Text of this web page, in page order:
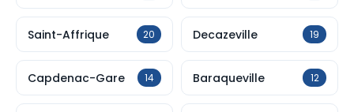
Saint-Affrique 20 Decazeville 19
Capdenac-Gare 14 Baraqueville 12